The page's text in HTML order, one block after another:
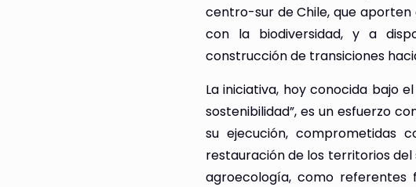
centro-sur de Chile, que
con la biodiversidad, y a
construcción de transiciones
La iniciativa, hoy conocida bajo
sostenibilidad”, es un esfuerzo
su ejecución, comprometidas
restauración de los territorios
agroecología, como referentes